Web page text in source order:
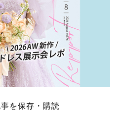
を保存・購読